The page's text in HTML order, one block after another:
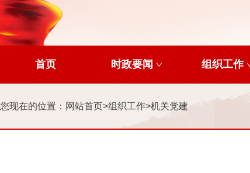
首页 时政要闻 组织工作
您现在的位置： 网站首页>组织工作>机关党建